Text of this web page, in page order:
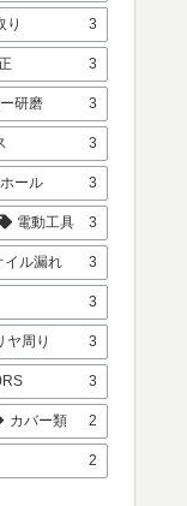
り 3
3
研磨 3
3
ール 3
電動工具 3
イル漏れ 3
3
ヤ周り 3
3
カバー類 2
2